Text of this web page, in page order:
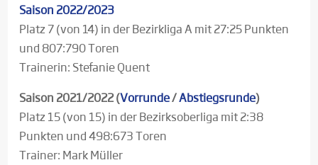
Saison 2022/2023
Platz 7 (von 14) in der Bezirkliga A mit 27:25 Punkten
und 807:790 Toren
Trainerin: Stefanie Quent
Saison 2021/2022 (Vorrunde/Abstiegsrunde)
Platz 15 (von 15) in der Bezirksoberliga mit 2:38
Punkten und 498:673 Toren
Trainer: Mark Müller